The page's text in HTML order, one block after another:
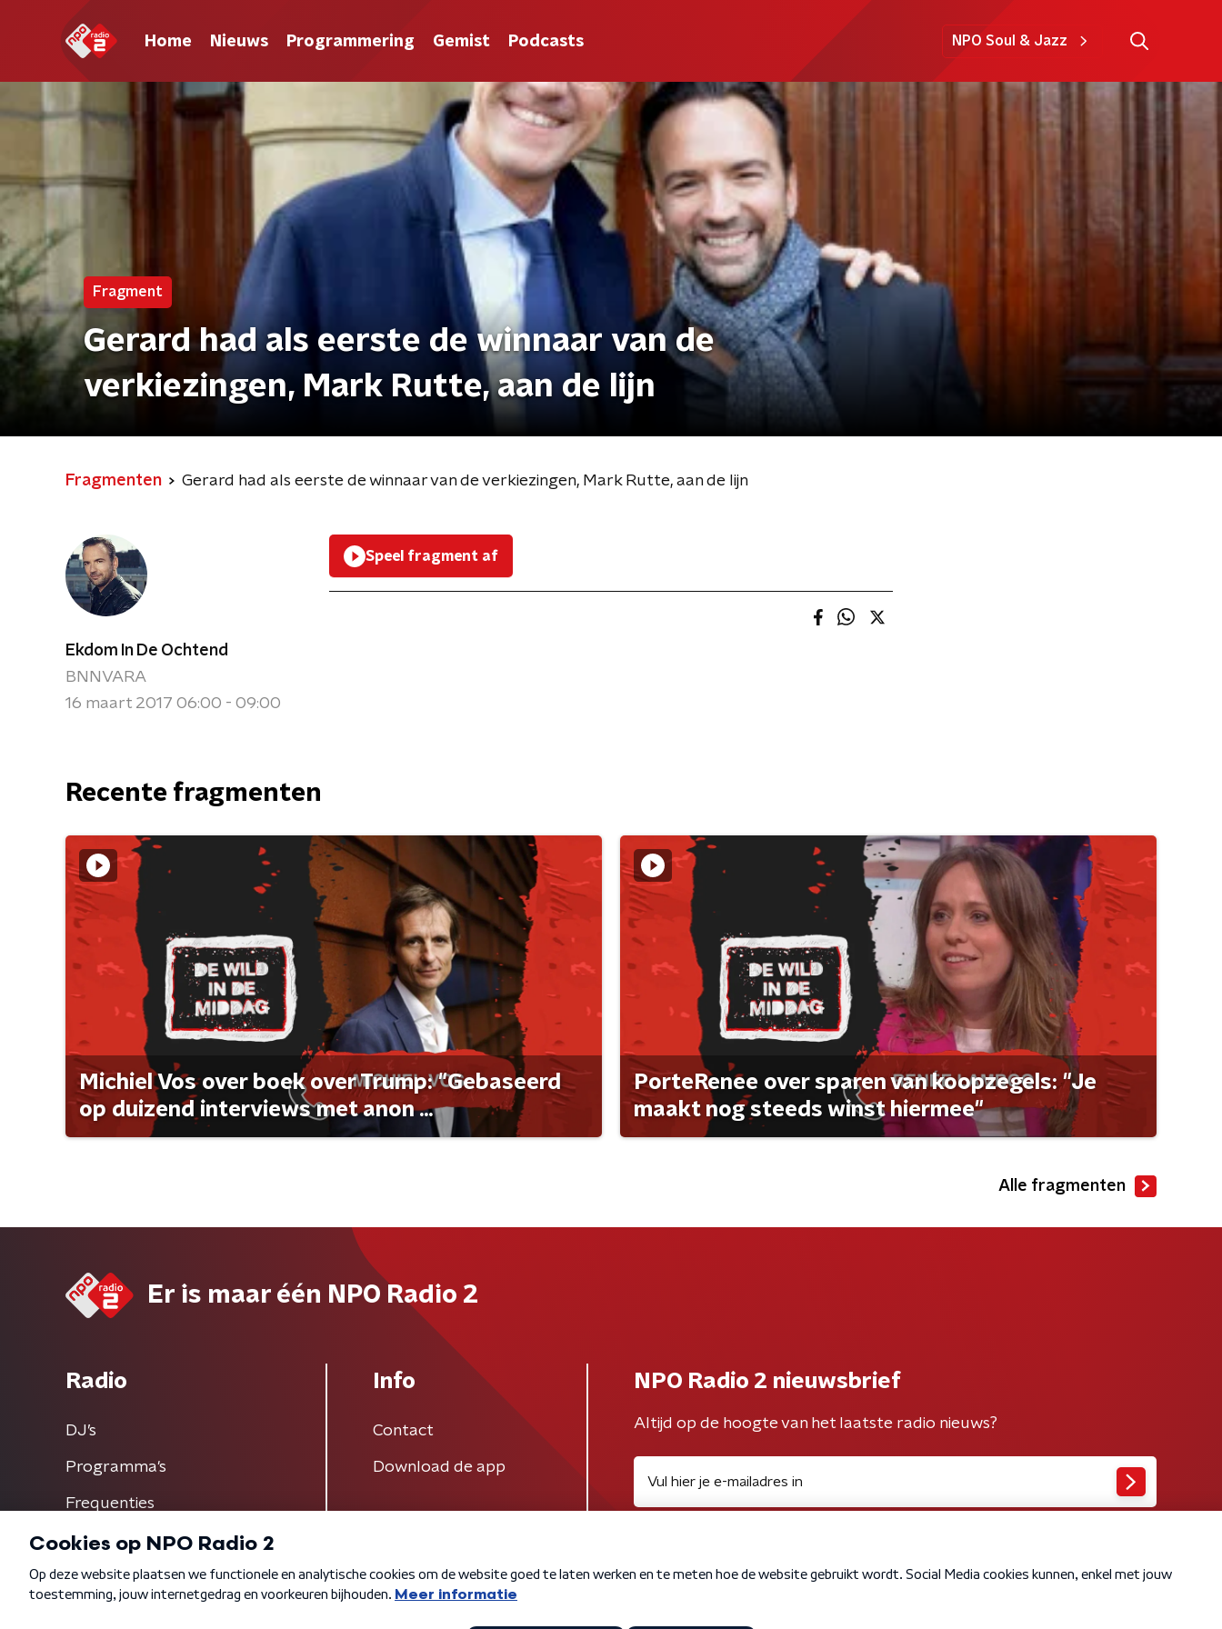
Home Nieuws Programmering Gemist Podcasts NPO Soul & Jazz
Fragment
Gerard had als eerste de winnaar van de
verkiezingen, Mark Rutte, aan de lijn
Fragmenten Gerard had als eerste de winnaar van de verkiezingen, Mark Rutte, aan de lijn
Ekdom In De Ochtend
BNNVARA
16 maart 2017 06:00 - 09:00
Speel fragment af
Recente fragmenten
Michiel Vos over boek over Trump: "Gebaseerd
op duizend interviews met anon ...
PorteRenee over sparen van koopzegels: "Je
maakt nog steeds winst hiermee"
Alle fragmenten
Er is maar één NPO Radio 2
Radio
DJ’s
Programma's
Frequenties
Info
Contact
Download de app
NPO Radio 2 nieuwsbrief
Altijd op de hoogte van het laatste radio nieuws?
Algemene voorwaarden Privacybeleid